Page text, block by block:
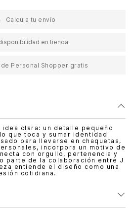
Calcula tu envío
en tienda
Personal Shopper gratis
idea clara: un detalle pequeño
que toca y sumar identidad
para llevarse en chaquetas,
incorpora un motivo de
con orgullo, pertenencia y
parte de la colaboración entre J
entiende el diseño como una
cotidiana.